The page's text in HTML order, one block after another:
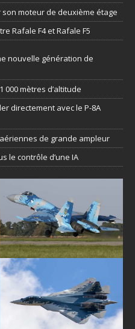
moteur de deuxième étage
Rafale F4 et Rafale F5
nouvelle génération de
000 mètres d’altitude
directement avec le P-8A
de grande ampleur
le contrôle d’une IA